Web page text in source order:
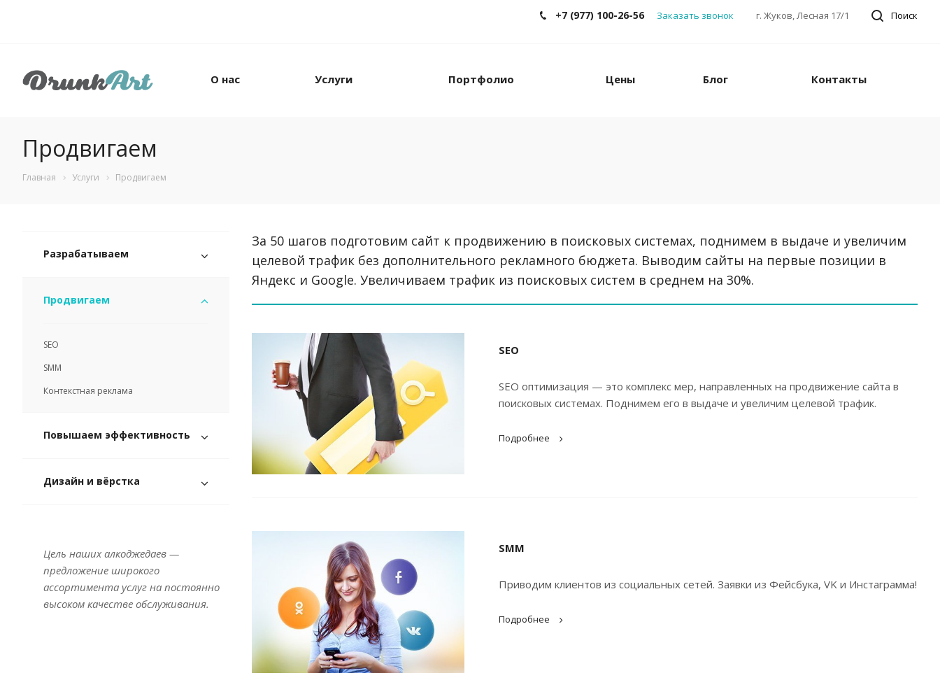
Поиск
г. Жуков, Лесная 17/1
+7 (977) 100-26-56 Заказать звонок
О нас Услуги Портфолио Цены Блог Контакты
Продвигаем
Главная Услуги Продвигаем
Разрабатываем
Продвигаем
SEO
SMM
Контекстная реклама
Повышаем эффективность
Дизайн и вёрстка
Цель наших алкоджедаев —
предложение широкого
ассортимента услуг на постоянно
высоком качестве обслуживания.
За 50 шагов подготовим сайт к продвижению в поисковых системах, поднимем в выдаче и увеличим
целевой трафик без дополнительного рекламного бюджета. Выводим сайты на первые позиции в
Яндекс и Google. Увеличиваем трафик из поисковых систем в среднем на 30%.
SEO
SEO оптимизация — это комплекс мер, направленных на продвижение сайта в
поисковых системах. Поднимем его в выдаче и увеличим целевой трафик.
Подробнее
SMM
Приводим клиентов из социальных сетей. Заявки из Фейсбука, VK и Инстаграмма!
Подробнее